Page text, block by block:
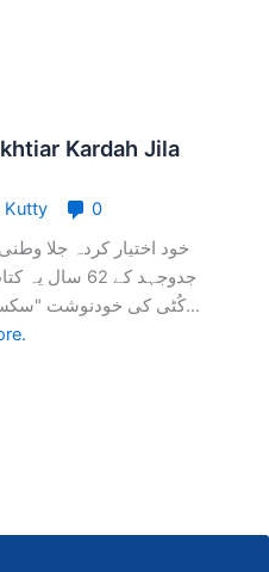
Kardah Jila
Kutty
0
خود اختیار کردہ جلا
جدوجہد کے 62
کُٹی کی خودنوشت "سکسٹی ائیرز...